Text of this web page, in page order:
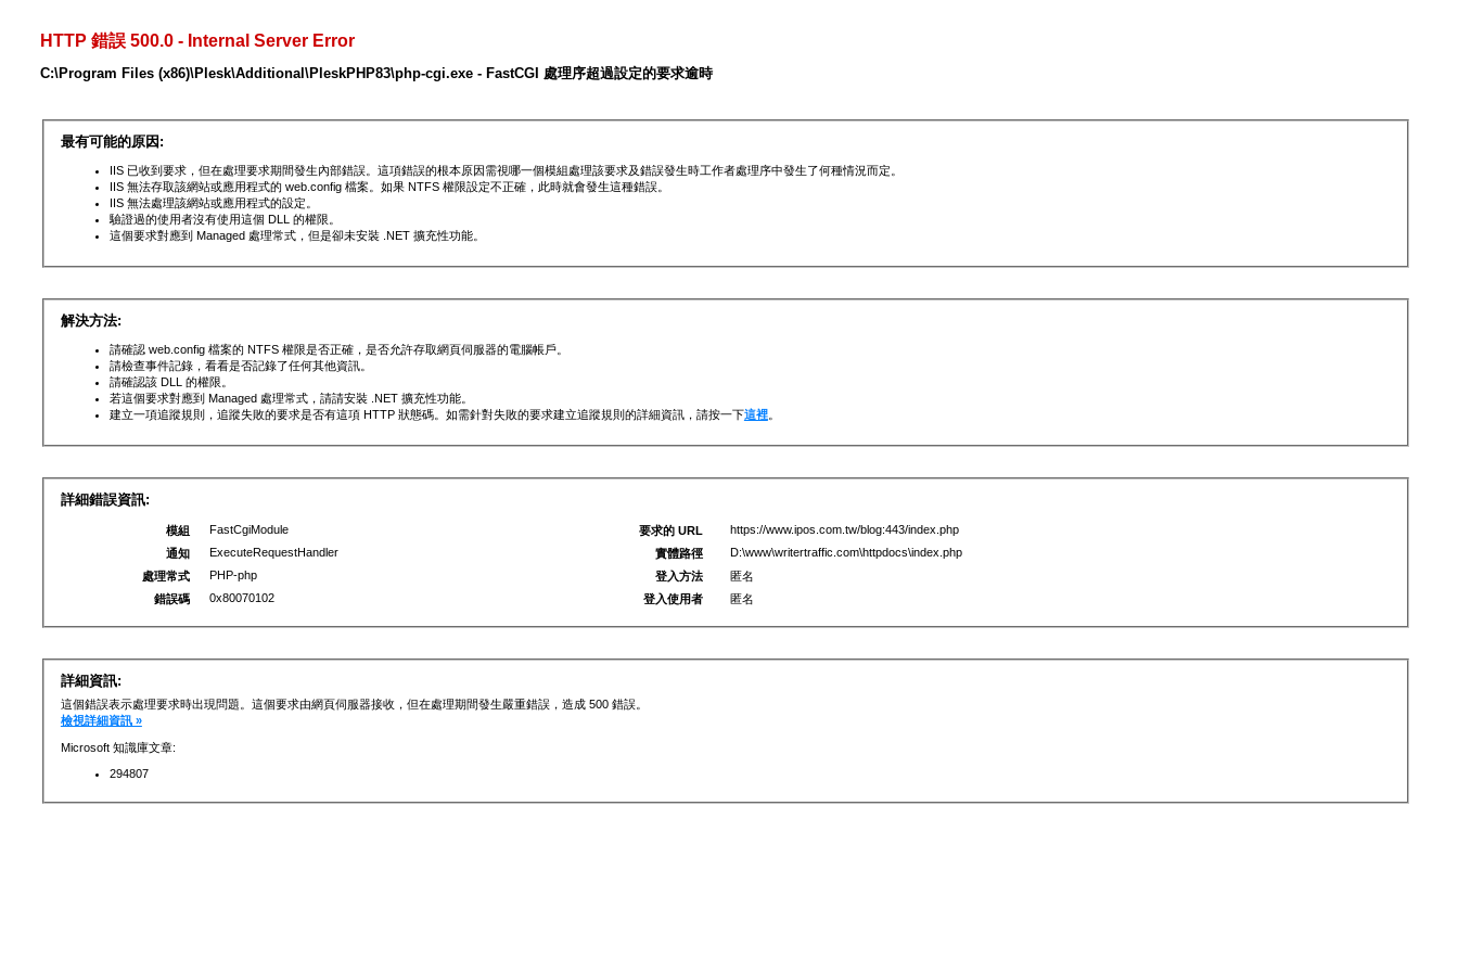
HTTP 錯誤 500.0 - Internal Server Error
C:\Program Files (x86)\Plesk\Additional\PleskPHP83\php-cgi.exe - FastCGI 處理序超過設定的要求逾時
最有可能的原因:
IIS 已收到要求，但在處理要求期間發生內部錯誤。這項錯誤的根本原因需視哪一個模組處理該要求及錯誤發生時工作者處理序中發生了何種情況而定。
IIS 無法存取該網站或應用程式的 web.config 檔案。如果 NTFS 權限設定不正確，此時就會發生這種錯誤。
IIS 無法處理該網站或應用程式的設定。
驗證過的使用者沒有使用這個 DLL 的權限。
這個要求對應到 Managed 處理常式，但是卻未安裝 .NET 擴充性功能。
解決方法:
請確認 web.config 檔案的 NTFS 權限是否正確，是否允許存取網頁伺服器的電腦帳戶。
請檢查事件記錄，看看是否記錄了任何其他資訊。
請確認該 DLL 的權限。
若這個要求對應到 Managed 處理常式，請請安裝 .NET 擴充性功能。
建立一項追蹤規則，追蹤失敗的要求是否有這項 HTTP 狀態碼。如需針對失敗的要求建立追蹤規則的詳細資訊，請按一下這裡。
詳細錯誤資訊:
模組
FastCgiModule
通知
ExecuteRequestHandler
處理常式
PHP-php
錯誤碼
0x80070102
要求的 URL
https://www.ipos.com.tw/blog:443/index.php
實體路徑
D:\www\writertraffic.com\httpdocs\index.php
登入方法
匿名
登入使用者
匿名
詳細資訊:
這個錯誤表示處理要求時出現問題。這個要求由網頁伺服器接收，但在處理期間發生嚴重錯誤，造成 500 錯誤。
檢視詳細資訊 »
Microsoft 知識庫文章:
294807